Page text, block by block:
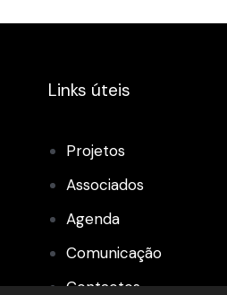
Links úteis
Projetos
Associados
Agenda
Comunicação
Contactos